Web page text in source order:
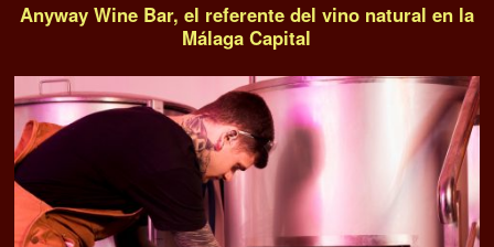
Anyway Wine Bar, el referente del vino natural en la
Málaga Capital